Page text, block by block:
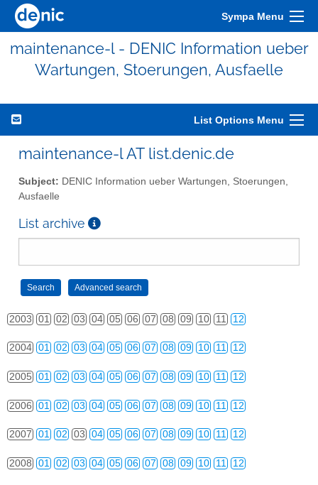
Sympa Menu
maintenance-l - DENIC Information ueber
Wartungen, Stoerungen, Ausfaelle
List Options Menu
maintenance-l AT list.denic.de
Subject: DENIC Information ueber Wartungen, Stoerungen,
Ausfaelle
List archive
2003 01 02 03 04 05 06 07 08 09 10 11 12
2004 01 02 03 04 05 06 07 08 09 10 11 12
2005 01 02 03 04 05 06 07 08 09 10 11 12
2006 01 02 03 04 05 06 07 08 09 10 11 12
2007 01 02 03 04 05 06 07 08 09 10 11 12
2008 01 02 03 04 05 06 07 08 09 10 11 12